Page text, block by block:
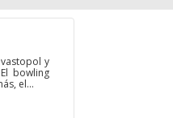
y
bowling
el...